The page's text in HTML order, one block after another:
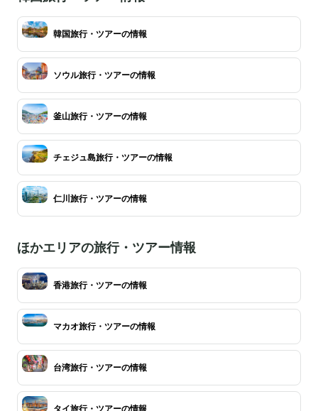
韓国旅行・ツアーの情報
ソウル旅行・ツアーの情報
釜山旅行・ツアーの情報
チェジュ島旅行・ツアーの情報
仁川旅行・ツアーの情報
ほかエリアの旅行・ツアー情報
香港旅行・ツアーの情報
マカオ旅行・ツアーの情報
台湾旅行・ツアーの情報
タイ旅行・ツアーの情報